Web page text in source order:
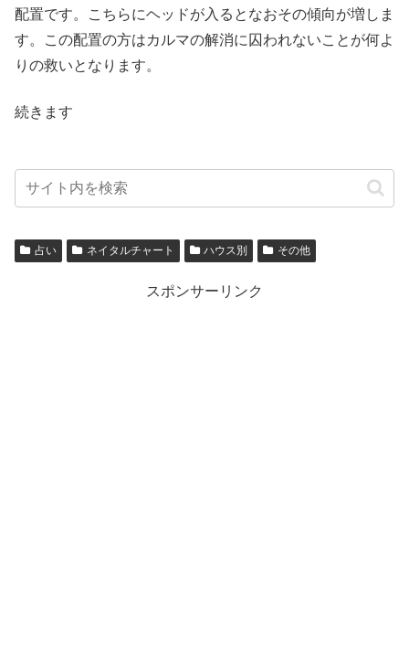
配置です。こちらにヘッドが入るとなおその傾向が増しま
す。この配置の方はカルマの解消に囚われないことが何よ
りの救いとなります。
続きます
占い ネイタルチャート ハウス別 その他
スポンサーリンク